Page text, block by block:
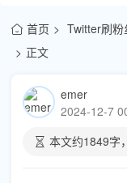
首页
Twitter刷
正文
emer
2024-12-7
本文约1849字